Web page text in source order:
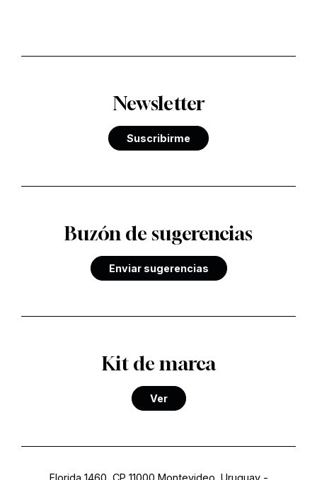
Newsletter
Suscribirme
Buzón de sugerencias
Enviar sugerencias
Kit de marca
Ver
Florida 1460, CP 11000 Montevideo, Uruguay-